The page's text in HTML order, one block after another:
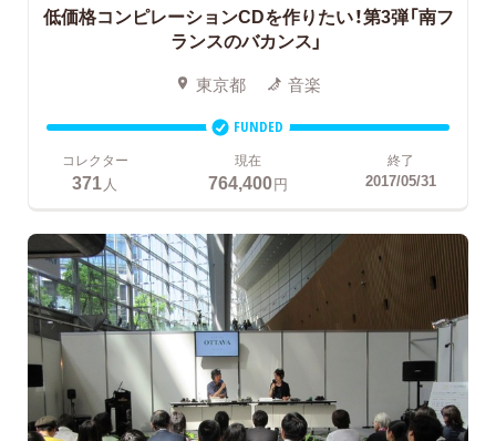
低価格コンピレーションCDを作りたい！第3弾「南フ
ランスのバカンス」
東京都 音楽
FUNDED
コレクター
371人
現在
764,400円
終了
2017/05/31